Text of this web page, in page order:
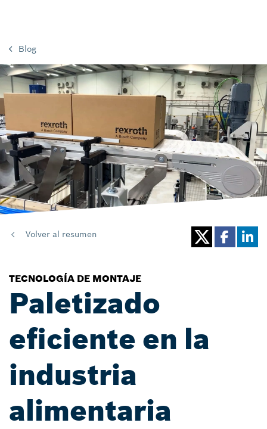
Blog
Volver al resumen
TECNOLOGÍA DE MONTAJE
Paletizado
eficiente en la
industria
alimentaria